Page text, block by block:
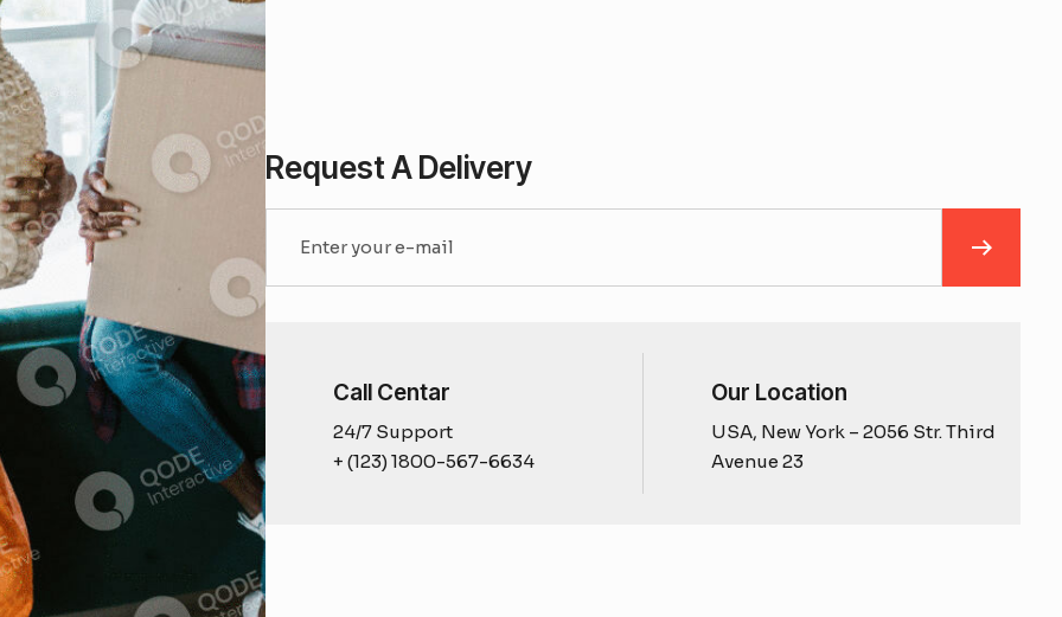
Request A Delivery
Call Centar
24/7 Support
+ (123) 1800-567-6634
Our Location
USA, New York – 2056 Str. Third
Avenue 23